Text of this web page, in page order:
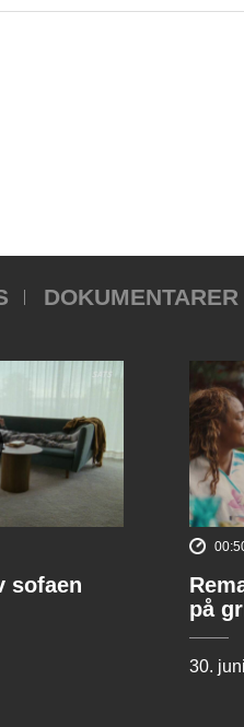
DOKUMENTARER
sofaen
på
30.